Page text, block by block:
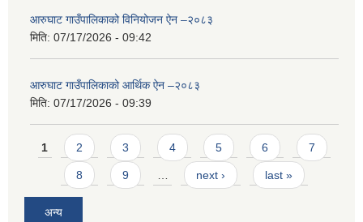
आरुघाट गाउँपालिकाको विनियोजन ऐन –२०८३
मिति: 07/17/2026 - 09:42
आरुघाट गाउँपालिकाको आर्थिक ऐन –२०८३
मिति: 07/17/2026 - 09:39
Pages
1 2 3 4 5 6 7
8 9 next › last »
अन्य